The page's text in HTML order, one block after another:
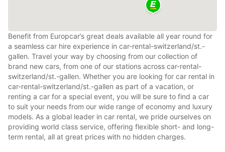
Benefit from Europcar’s great deals available all year round for
a seamless car hire experience in car-rental-switzerland/st.-
gallen. Travel your way by choosing from our collection of
brand new cars, from one of our stations across car-rental-
switzerland/st.-gallen. Whether you are looking for car rental in
car-rental-switzerland/st.-gallen as part of a vacation, or
renting a car for a special event, you will be sure to find a car
to suit your needs from our wide range of economy and luxury
models. As a global leader in car rental, we pride ourselves on
providing world class service, offering flexible short- and long-
term rental, all at great prices with no hidden charges.